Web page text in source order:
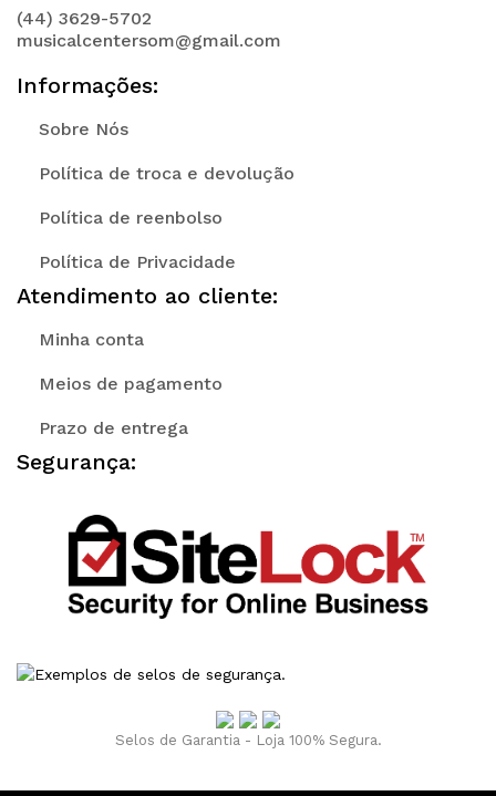
(44) 3629-5702
musicalcentersom@gmail.com
Informações:
Sobre Nós
Política de troca e devolução
Política de reenbolso
Política de Privacidade
Atendimento ao cliente:
Minha conta
Meios de pagamento
Prazo de entrega
Segurança:
Selos de Garantia - Loja 100% Segura.